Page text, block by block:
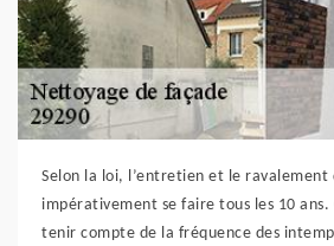
Selon la loi, l’entretien et le ravalement
impérativement se faire tous les 10
tenir compte de la fréquence des